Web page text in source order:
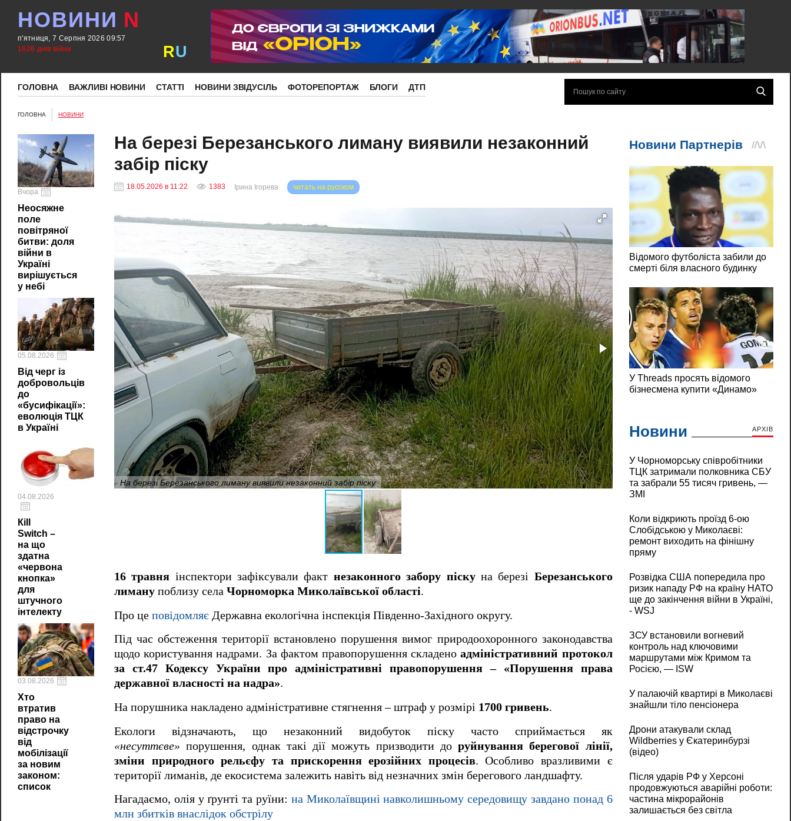
НОВИНИ N
п'ятниця, 7 Серпня 2026 09:57
1626 днів війни
RU
ГОЛОВНА ВАЖЛИВІ НОВИНИ СТАТТІ НОВИНИ ЗВІДУСІЛЬ ФОТОРЕПОРТАЖ БЛОГИ ДТП
ГОЛОВНА НОВИНИ
Вчора
Неосяжне
поле
повітряної
битви: доля
війни в
Україні
вирішується
у небі
05.08.2026
Від черг із
добровольців
до
«бусифікації»:
еволюція ТЦК
в Україні
04.08.2026
Кill
Switch –
на що
здатна
«червона
кнопка»
для
штучного
інтелекту
03.08.2026
Хто
втратив
право на
відстрочку
від
мобілізації
за новим
законом:
список
На березі Березанського лиману виявили незаконний
забір піску
18.05.2026 в 11:22 1383 читать на русском
Ірина Ігорева
На березі Березанського лиману виявили незаконний забір піску На березі Березанського лиману виявили
16 травня інспектори зафіксували факт незаконного забору піскуна березі Березанського
лиману поблизу села Чорноморка Миколаївської області.
Про це повідомляє Державна екологічна інспекція Південно-Західного округу.
Під час обстеження території встановлено порушення вимог природоохоронного законодавства
щодо користування надрами. За фактом правопорушення складеноадміністративний протокол
за ст.47 Кодексу України про адміністративні правопорушення – «Порушення права
державної власності на надра».
На порушника накладено адміністративне стягнення – штраф у розмірі 1700 гривень.
Екологи відзначають, що незаконний видобуток піску часто сприймається як
«несуттєве» порушення, однак такі дії можуть призводити доруйнування берегової лінії,
зміни природного рельєфу та прискорення ерозійних процесів. Особливо вразливими є
території лиманів, де екосистема залежить навіть від незначних змін берегового ландшафту.
Нагадаємо, олія у ґрунті та руїни: на Миколаївщині навколишньому середовищу завдано понад 6
млн збитків внаслідок обстрілу
Новини АРХІВ
У Чорноморську співробітники
ТЦК затримали полковника СБУ
та забрали 55 тисяч гривень, —
ЗМІ
Коли відкриють проїзд 6-ою
Слобідською у Миколаєві:
ремонт виходить на фінішну
пряму
Розвідка США попередила про
ризик нападу РФ на країну НАТО
ще до закінчення війни в Україні,
- WSJ
ЗСУ встановили вогневий
контроль над ключовими
маршрутами між Кримом та
Росією, — ISW
У палаючій квартирі в Миколаєві
знайшли тіло пенсіонера
Дрони атакували склад
Wildberries у Єкатеринбурзі
(відео)
Після ударів РФ у Херсоні
продовжуються аварійні роботи:
частина мікрорайонів
залишається без світла